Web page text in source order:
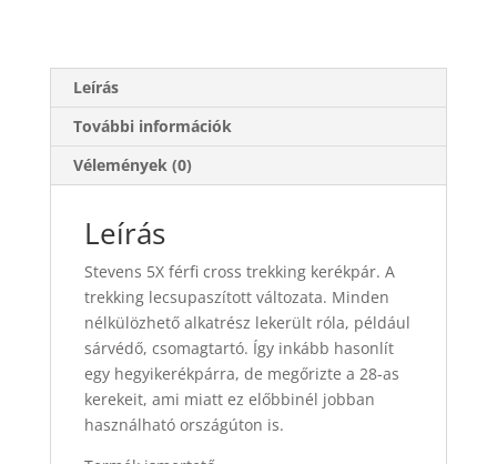
Leírás
További információk
Vélemények (0)
Leírás
Stevens 5X férfi cross trekking kerékpár. A
trekking lecsupaszított változata. Minden
nélkülözhető alkatrész lekerült róla, például
sárvédő, csomagtartó. Így inkább hasonlít
egy hegyikerékpárra, de megőrizte a 28-as
kerekeit, ami miatt ez előbbinél jobban
használható országúton is.